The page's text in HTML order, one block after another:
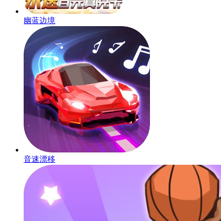
幽蓝边境
音速漂移